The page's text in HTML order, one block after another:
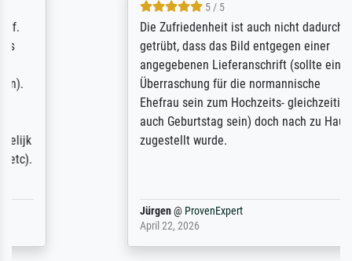
5 / 5
Die Zufriedenheit ist auch nicht dadurch
getrübt, dass das Bild entgegen einer
angegebenen Lieferanschrift (sollte eine
Überraschung für die normannische
Ehefrau sein zum Hochzeits- gleichzeitig
auch Geburtstag sein) doch nach zu Hause
zugestellt wurde.
ProvenExpert